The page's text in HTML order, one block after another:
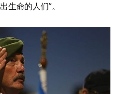
生命的人们”。